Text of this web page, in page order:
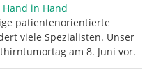
in Hand
patientenorientierte
viele Spezialisten. Unser
am 8. Juni vor.